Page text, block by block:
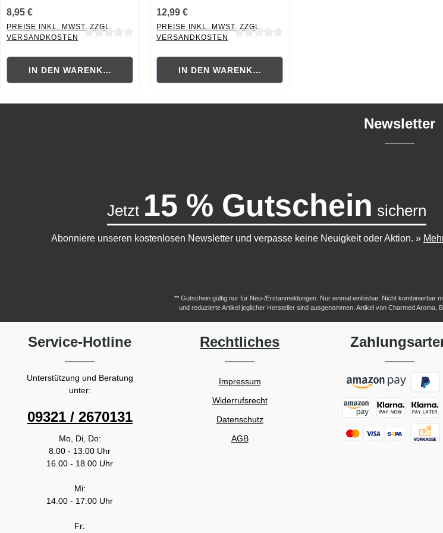
8,95 €
PREISE INKL. MWST. ZZGL.
VERSANDKOSTEN
IN DEN WARENKORB
12,99 €
PREISE INKL. MWST. ZZGL.
VERSANDKOSTEN
IN DEN WARENKORB
Newsletter
Jetzt 15 % Gutschein sichern
Abonniere unseren kostenlosen Newsletter und verpasse keine Neuigkeit oder Aktion. »
** Gutschein gültig nur für Neu-/Erstanmeldungen. Nur einmal einlösbar. Nicht kombinierbar
und reduzierte Artikel jeglicher Hersteller sind ausgenommen. Artikel von Charmed Aroma,
Service-Hotline
Unterstützung und Beratung
unter:
09321 / 2670131
Mo, Di, Do:
8.00 - 13.00 Uhr
16.00 - 18.00 Uhr
Mi:
14.00 - 17.00 Uhr
Fr:
Rechtliches
Impressum
Widerrufsrecht
Datenschutz
AGB